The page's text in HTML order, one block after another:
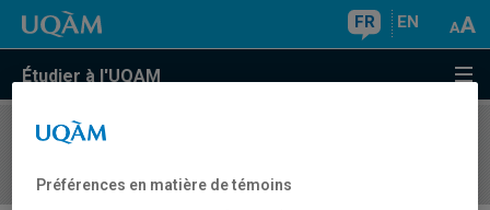
FR EN
Étudier à l'UQAM
COURS//
Préférences en matière de témoins